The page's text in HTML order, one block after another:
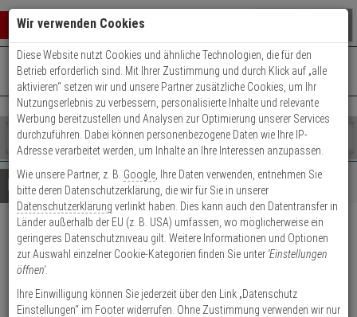
Warenkorb schließen
0 ARTIKEL IM WARENKORB
Ihr Warenkorb ist momentan leer.
Ergebnisse ()
Fertig
Shop
durchsuchen
Bitte
geben
Sie
mindestens
Zeichen
ein,
um
Suche
Es
wurde
noch
Kategorien
Suche
gestartet
+49 (0)821 899 493-0Mo. - Do.: 8:00 - 16:30 | Fr.: 8:00 - 14:00 Uhr
Kontaktservice nutzen
Details Beratung
iLOQ Bohrlehre f.
C10S.50 Cam Lock f Stala
Mailbox
Wir verwenden Cookies
Diese Website nutzt Cookies und ähnliche Technologien, die für den
Betrieb erforderlich sind. Mit Ihrer Zustimmung und durch Klick auf „alle
aktivieren“ setzen wir und unsere Partner zusätzliche Cookies, um Ihr
Nutzungserlebnis zu verbessern, personalisierte Inhalte und relevante
Werbung bereitzustellen und Analysen zur Optimierung unserer Services
durchzuführen. Dabei können personenbezogene Daten wie Ihre IP-
Adresse verarbeitet werden, um Inhalte an Ihre Interessen anzupassen.
Wie unsere Partner, z. B. Google , Ihre Daten verwenden, entnehmen Sie
bitte deren Datenschutzerklärung, die wir für Sie in unserer
Datenschutzerklärung verlinkt haben. Dies kann auch den Datentransfer in
Länder außerhalb der EU (z. B. USA) umfassen, wo möglicherweise ein
geringeres Datenschutzniveau gilt. Weitere Informationen und Optionen
zur Auswahl einzelner Cookie-Kategorien finden Sie unter 'Einstellungen
öffnen'.
Ihre Einwilligung können Sie jederzeit über den Link „Datenschutz
Einstellungen“ im Footer widerrufen. Ohne Zustimmung verwenden wir nur